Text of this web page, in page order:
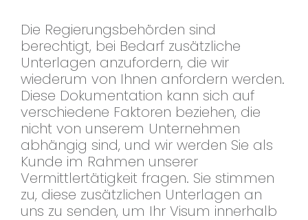
Die Regierungsbehörden sind
berechtigt, bei Bedarf zusätzliche
Unterlagen anzufordern, die wir
wiederum von Ihnen anfordern werden.
Diese Dokumentation kann sich auf
verschiedene Faktoren beziehen, die
nicht von unserem Unternehmen
abhängig sind, und wir werden Sie als
Kunde im Rahmen unserer
Vermittlertätigkeit fragen. Sie stimmen
zu, diese zusätzlichen Unterlagen an
uns zu senden, um Ihr Visum innerhalb